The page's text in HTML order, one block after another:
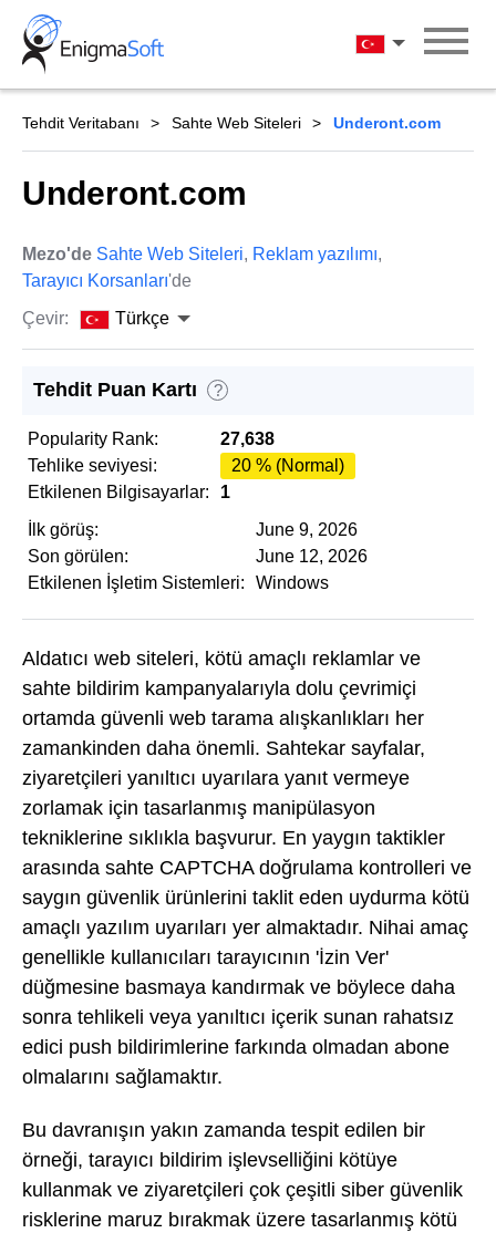
Skip
content
Türkçe
Tehdit Veritabanı Sahte Web Siteleri Underont.com
Underont.com
Mezo'de Sahte Web Siteleri, Reklam yazılımı,
Tarayıcı Korsanları'de
Çevir:
Türkçe
Tehdit Puan Kartı ?
Popularity Rank:
27,638
Tehlike seviyesi:
20 % (Normal)
Etkilenen Bilgisayarlar:
1
İlk görüş:
June 9, 2026
Son görülen:
June 12, 2026
Etkilenen İşletim Sistemleri:
Windows
Aldatıcı web siteleri, kötü amaçlı reklamlar ve
sahte bildirim kampanyalarıyla dolu çevrimiçi
ortamda güvenli web tarama alışkanlıkları her
zamankinden daha önemli. Sahtekar sayfalar,
ziyaretçileri yanıltıcı uyarılara yanıt vermeye
zorlamak için tasarlanmış manipülasyon
tekniklerine sıklıkla başvurur. En yaygın taktikler
arasında sahte CAPTCHA doğrulama kontrolleri ve
saygın güvenlik ürünlerini taklit eden uydurma kötü
amaçlı yazılım uyarıları yer almaktadır. Nihai amaç
genellikle kullanıcıları tarayıcının 'İzin Ver'
düğmesine basmaya kandırmak ve böylece daha
sonra tehlikeli veya yanıltıcı içerik sunan rahatsız
edici push bildirimlerine farkında olmadan abone
olmalarını sağlamaktır.
Bu davranışın yakın zamanda tespit edilen bir
örneği, tarayıcı bildirim işlevselliğini kötüye
kullanmak ve ziyaretçileri çok çeşitli siber güvenlik
risklerine maruz bırakmak üzere tasarlanmış kötü